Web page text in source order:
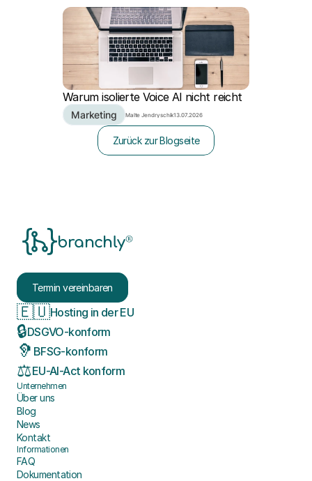
Warum isolierte Voice AI nicht reicht
Marketing Malte Jendryschik13.07.2026
Zurück zur Blogseite
branchly®
Termin vereinbaren
Unternehmen
Über uns
Blog
News
Kontakt
Informationen
FAQ
Dokumentation
🇪🇺Hosting in der EU
🔒DSGVO-konform
🦻 BFSG-konform
⚖️EU-AI-Act konform